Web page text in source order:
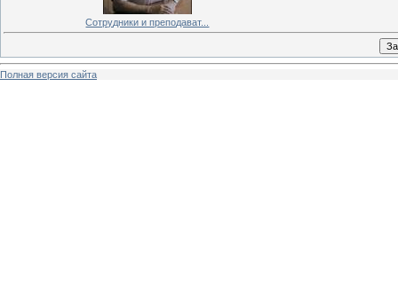
Сотрудники и преподават...
Полная версия сайта